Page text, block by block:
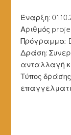
Έναρξη:
Αριθμός
Πρόγραμμα:
Δράση:
ανταλλαγή
Τύπος